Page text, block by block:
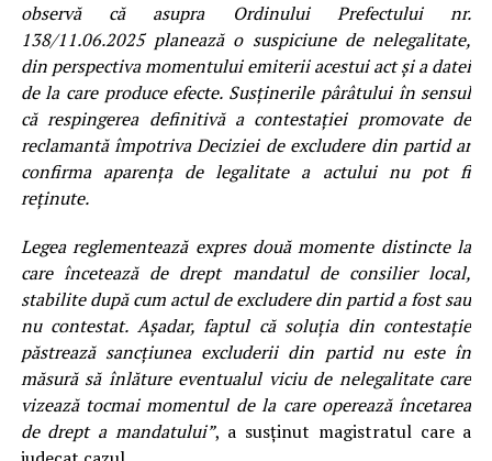
observă că asupra Ordinului Prefectului nr.
138/11.06.2025 planează o suspiciune de nelegalitate,
din perspectiva momentului emiterii acestui act şi a datei
de la care produce efecte. Susţinerile pârâtului în sensul
că respingerea definitivă a contestaţiei promovate de
reclamantă împotriva Deciziei de excludere din partid ar
confirma aparenţa de legalitate a actului nu pot fi
reţinute.
Legea reglementează expres două momente distincte la
care încetează de drept mandatul de consilier local,
stabilite după cum actul de excludere din partid a fost sau
nu contestat. Aşadar, faptul că soluţia din contestaţie
păstrează sancţiunea excluderii din partid nu este în
măsură să înlăture eventualul viciu de nelegalitate care
vizează tocmai momentul de la care operează încetarea
de drept a mandatului”, a susținut magistratul care a